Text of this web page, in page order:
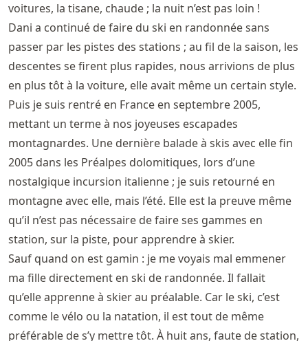
voitures, la tisane, chaude ; la nuit n’est pas loin !
Dani a continué de faire du ski en randonnée sans
passer par les pistes des stations ; au fil de la saison, les
descentes se firent plus rapides, nous arrivions de plus
en plus tôt à la voiture, elle avait même un certain style.
Puis je suis rentré en France en septembre 2005,
mettant un terme à nos joyeuses escapades
montagnardes. Une dernière balade à skis avec elle fin
2005 dans les Préalpes dolomitiques, lors d’une
nostalgique incursion italienne ; je suis retourné en
montagne avec elle, mais l’été. Elle est la preuve même
qu’il n’est pas nécessaire de faire ses gammes en
station, sur la piste, pour apprendre à skier.
Sauf quand on est gamin : je me voyais mal emmener
ma fille directement en ski de randonnée. Il fallait
qu’elle apprenne à skier au préalable. Car le ski, c’est
comme le vélo ou la natation, il est tout de même
préférable de s’y mettre tôt. À huit ans, faute de station,